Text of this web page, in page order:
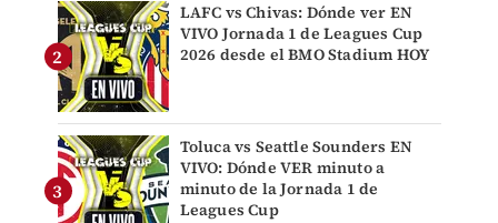
LAFC vs Chivas: Dónde ver EN
VIVO Jornada 1 de Leagues Cup
2026 desde el BMO Stadium HOY
Toluca vs Seattle Sounders EN
VIVO: Dónde VER minuto a
minuto de la Jornada 1 de
Leagues Cup